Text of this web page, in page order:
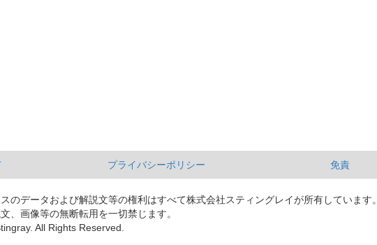
プライバシーポリシー 免責
のデータおよび解説文等の権利はすべて株式会社スティングレイが所有しています。
、画像等の無断転用を一切禁じます。
All Rights Reserved.